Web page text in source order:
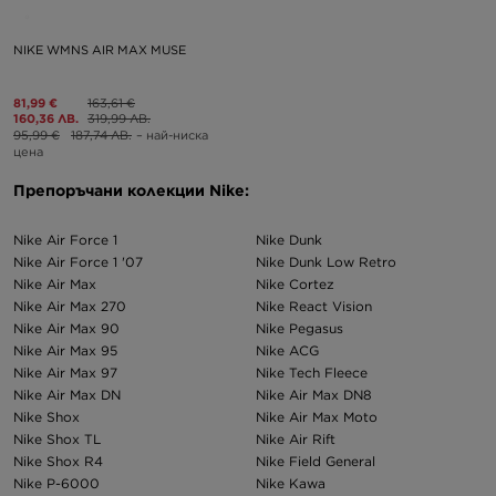
NIKE WMNS AIR MAX MUSE
81,99 €
160,36 ЛВ.
163,61 €
319,99 ЛВ.
95,99 €
187,74 ЛВ. – най-ниска
цена
Препоръчани колекции Nike:
Nike Air Force 1
Nike Air Force 1 '07
Nike Air Max
Nike Air Max 270
Nike Air Max 90
Nike Air Max 95
Nike Air Max 97
Nike Air Max DN
Nike Shox
Nike Shox TL
Nike Shox R4
Nike P-6000
Nike Dunk
Nike Dunk Low Retro
Nike Cortez
Nike React Vision
Nike Pegasus
Nike ACG
Nike Tech Fleece
Nike Air Max DN8
Nike Air Max Moto
Nike Air Rift
Nike Field General
Nike Kawa